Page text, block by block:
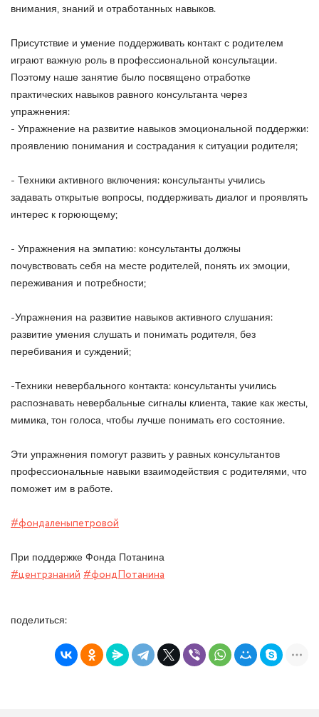
внимания, знаний и отработанных навыков.
Присутствие и умение поддерживать контакт с родителем
играют важную роль в профессиональной консультации.
Поэтому наше занятие было посвящено отработке
практических навыков равного консультанта через
упражнения:
- Упражнение на развитие навыков эмоциональной поддержки:
проявлению понимания и сострадания к ситуации родителя;
- Техники активного включения: консультанты учились
задавать открытые вопросы, поддерживать диалог и проявлять
интерес к горюющему;
- Упражнения на эмпатию: консультанты должны
почувствовать себя на месте родителей, понять их эмоции,
переживания и потребности;
-Упражнения на развитие навыков активного слушания:
развитие умения слушать и понимать родителя, без
перебивания и суждений;
-Техники невербального контакта: консультанты учились
распознавать невербальные сигналы клиента, такие как жесты,
мимика, тон голоса, чтобы лучше понимать его состояние.
Эти упражнения помогут развить у равных консультантов
профессиональные навыки взаимодействия с родителями, что
поможет им в работе.
#фондаленыпетровой
При поддержке Фонда Потанина
#центрзнаний #фондПотанина
поделиться: